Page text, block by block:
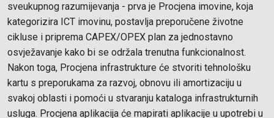
sveukupnog razumijevanja - prva je Procjena imovine, koja
kategorizira ICT imovinu, postavlja preporučene životne
cikluse i priprema CAPEX/OPEX plan za jednostavno
osvježavanje kako bi se održala trenutna funkcionalnost.
Nakon toga, Procjena infrastrukture će stvoriti tehnološku
kartu s preporukama za razvoj, obnovu ili amortizaciju u
svakoj oblasti i pomoći u stvaranju kataloga infrastrukturnih
usluga. Procjena aplikacija će mapirati aplikacije u upotrebi u